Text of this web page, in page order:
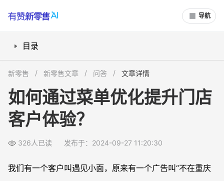
导航
目录
改善效果
新零售 新零售文章 问答 文章详情
如何通过菜单优化提升门店
客户体验？
326人已读 发布于：2024-09-27 11:20:30
我们有一个客户叫遇见小面，原来有一个广告叫“不在重庆